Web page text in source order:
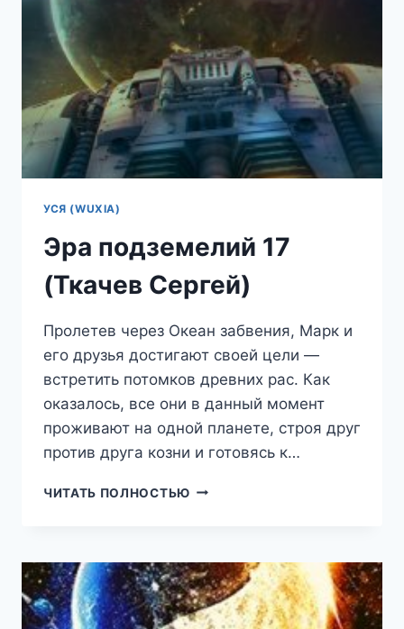
УСЯ (WUXIA)
Эра подземелий 17
(Ткачев Сергей)
Пролетев через Океан забвения, Марк и
его друзья достигают своей цели —
встретить потомков древних рас. Как
оказалось, все они в данный момент
проживают на одной планете, строя друг
против друга козни и готовясь к…
ЧИТАТЬ ПОЛНОСТЬЮ ЭРА
СЕРГЕЙ)